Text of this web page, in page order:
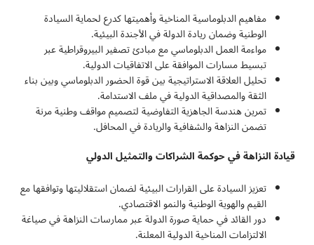
مفاهيم الدبلوماسية المناخية وأهميتها كدرع لحماية السيادة
الوطنية وضمان ريادة الدولة في الأجندة البيئية.
مواءمة العمل الدبلوماسي مع مبادئ تصفير البيروقراطية عبر
تبسيط مسارات الموافقة على الاتفاقيات الدولية.
تحليل العلاقة الاستراتيجية بين قوة الحضور الدبلوماسي وبين بناء
الثقة والمصداقية الدولية في ملف الاستدامة.
تمرين هندسة الجاهزية التفاوضية لتصميم مواقف وطنية مرنة
تضمن النزاهة والشفافية والريادة في المحافل.
قيادة النزاهة في حوكمة الشراكات والتمثيل الدولي
تعزيز السيادة على القرارات البيئية لضمان استقلاليتها وتوافقها مع
القيم والهوية الوطنية والنمو الاقتصادي.
دور القائد في حماية صورة الدولة عبر ممارسات النزاهة في صياغة
الالتزامات المناخية الدولية المعلنة.